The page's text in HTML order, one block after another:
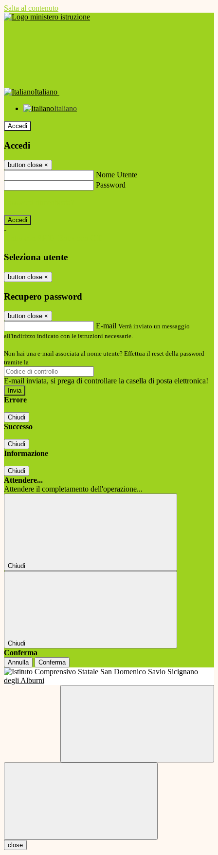
Salta al contenuto
Italiano
Italiano
Accedi
Accedi
button close ×
Nome Utente
Password
-
Seleziona utente
button close ×
Recupero password
button close ×
E-mail Verrà inviato un messaggio
all'indirizzo indicato con le istruzioni necessarie.
Non hai una e-mail associata al nome utente? Effettua il reset della password
tramite la
E-mail inviata, si prega di controllare la casella di posta elettronica!
Errore
Chiudi
Successo
Chiudi
Informazione
Chiudi
Attendere...
Attendere il completamento dell'operazione...
Chiudi
Chiudi
Conferma
Annulla Conferma
close